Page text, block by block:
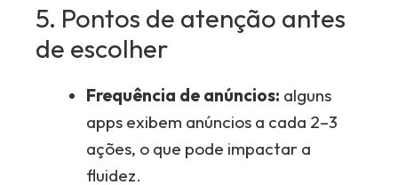
5. Pontos de atenção antes
de escolher
Frequência de anúncios: alguns
apps exibem anúncios a cada 2–3
ações, o que pode impactar a
fluidez.